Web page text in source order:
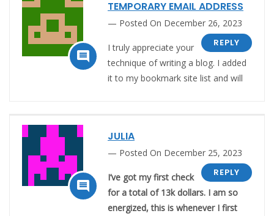

TEMPORARY EMAIL ADDRESS
Posted On December 26, 2023
REPLY
I truly appreciate your
technique of writing a blog. I added
it to my bookmark site list and will

JULIA
Posted On December 25, 2023
REPLY
I’ve got my first check
for a total of 13k dollars. I am so
energized, this is whenever I first